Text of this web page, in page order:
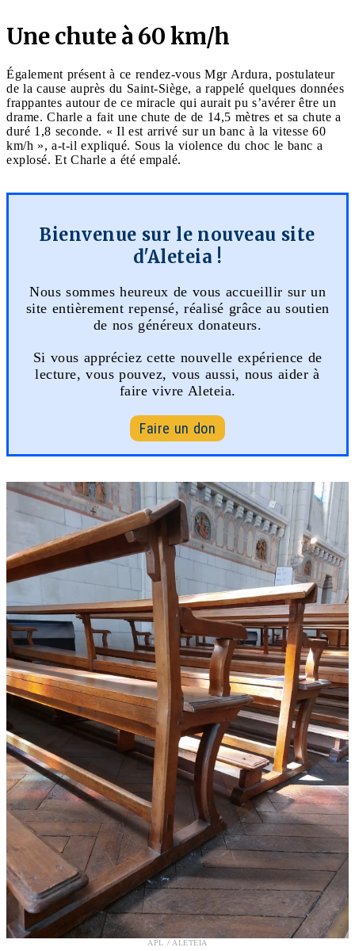
Une chute à 60 km/h
Également présent à ce rendez-vous Mgr Ardura, postulateur
de la cause auprès du Saint-Siège, a rappelé quelques données
frappantes autour de ce miracle qui aurait pu s’avérer être un
drame. Charle a fait une chute de de 14,5 mètres et sa chute a
duré 1,8 seconde. « Il est arrivé sur un banc à la vitesse 60
km/h », a-t-il expliqué. Sous la violence du choc le banc a
explosé. Et Charle a été empalé.
Bienvenue sur le nouveau site
d'Aleteia !
Nous sommes heureux de vous accueillir sur un
site entièrement repensé, réalisé grâce au soutien
de nos généreux donateurs.
Si vous appréciez cette nouvelle expérience de
lecture, vous pouvez, vous aussi, nous aider à
faire vivre Aleteia.
Faire un don
APL / ALETEIA